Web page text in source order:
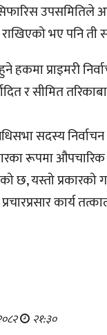
उपसमितिले
भए पनि ती
हकमा प्राइमरी
र सीमित
सदस्य निर्वाचन
रूपमा
छ, यस्तो
कार्य
२१:३०